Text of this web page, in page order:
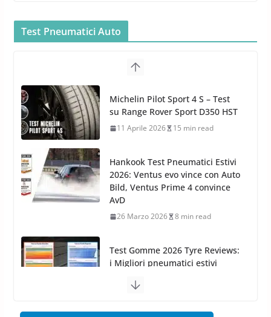
Car Care
26 Marzo 2025 2 min read
Azoto
26 Marzo 2025 2 min read
Test Pneumatici Auto
Hankook Test Pneumatici Estivi
2026: Ventus evo vince con Auto
Bild, Ventus Prime 4 convince
Test Gomme 2026 Tyre Reviews:
i Migliori pneumatici estivi
sportivi a confronto
Pirelli Cinturato 2026: due
confermano il salto tecnico del